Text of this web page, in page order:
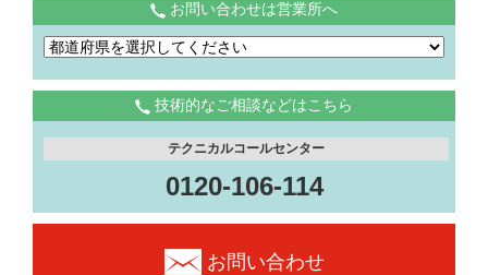
お問い合わせは営業所へ
技術的なご相談などはこちら
テクニカルコールセンター
0120-106-114
お問い合わせ